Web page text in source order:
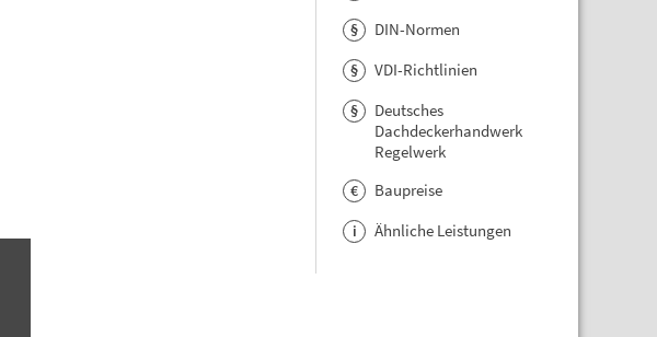
§ DIN-Normen
§ VDI-Richtlinien
§
Deutsches
Dachdeckerhandwerk
Regelwerk
€ Baupreise
i Ähnliche Leistungen